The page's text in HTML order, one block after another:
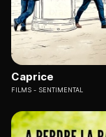
Caprice
FILMS SENTIMENTAL